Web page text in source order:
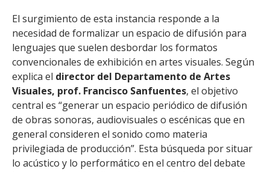
El surgimiento de esta instancia responde a la
necesidad de formalizar un espacio de difusión para
lenguajes que suelen desbordar los formatos
convencionales de exhibición en artes visuales. Según
explica el director del Departamento de Artes
Visuales, prof. Francisco Sanfuentes, el objetivo
central es “generar un espacio periódico de difusión
de obras sonoras, audiovisuales o escénicas que en
general consideren el sonido como materia
privilegiada de producción”. Esta búsqueda por situar
lo acústico y lo performático en el centro del debate